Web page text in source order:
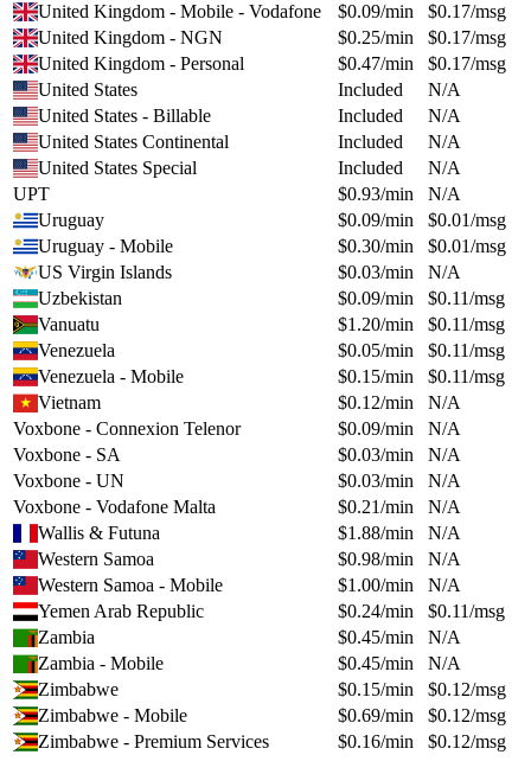
United Kingdom - Mobile - Vodafone
$0.09/min $0.17/msg
United Kingdom - NGN
$0.25/min $0.17/msg
United Kingdom - Personal
$0.47/min $0.17/msg
United States
Included
N/A
United States - Billable
Included
N/A
United States Continental
Included
N/A
United States Special
Included
N/A
UPT
$0.93/min
N/A
Uruguay
$0.09/min $0.01/msg
Uruguay - Mobile
$0.30/min $0.01/msg
US Virgin Islands
$0.03/min
N/A
Uzbekistan
$0.09/min $0.11/msg
Vanuatu
$1.20/min $0.11/msg
Venezuela
$0.05/min $0.11/msg
Venezuela - Mobile
$0.15/min $0.11/msg
Vietnam
$0.12/min
N/A
Voxbone - Connexion Telenor
$0.09/min
N/A
Voxbone - SA
$0.03/min
N/A
Voxbone - UN
$0.03/min
N/A
Voxbone - Vodafone Malta
$0.21/min
N/A
Wallis & Futuna
$1.88/min
N/A
Western Samoa
$0.98/min
N/A
Western Samoa - Mobile
$1.00/min
N/A
Yemen Arab Republic
$0.24/min $0.11/msg
Zambia
$0.45/min
N/A
Zambia - Mobile
$0.45/min
N/A
Zimbabwe
$0.15/min $0.12/msg
Zimbabwe - Mobile
$0.69/min $0.12/msg
Zimbabwe - Premium Services
$0.16/min $0.12/msg